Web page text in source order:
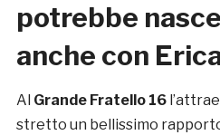
potrebbe
anche con
Al Grande Fratello 16
stretto un bellissimo